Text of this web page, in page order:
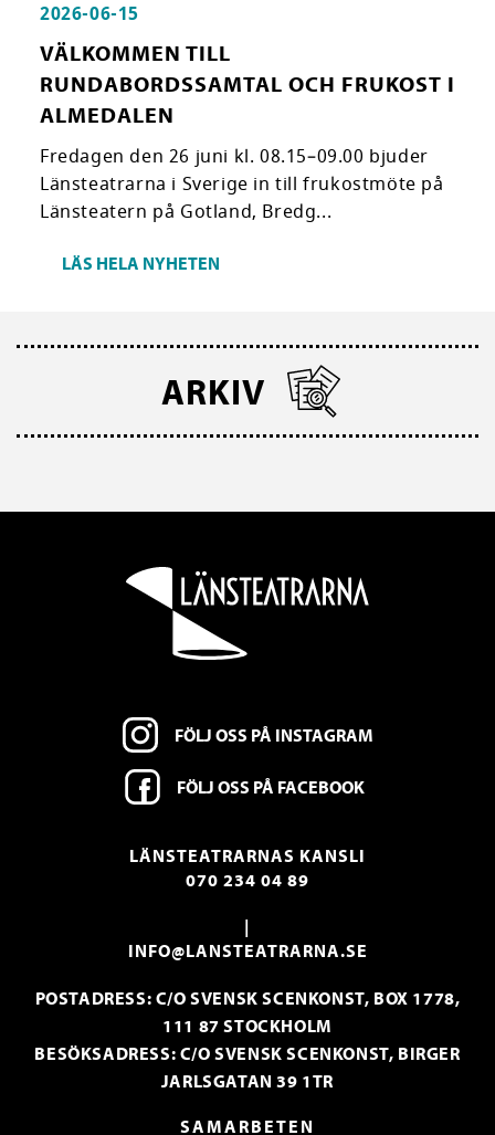
2026-06-15
VÄLKOMMEN TILL
RUNDABORDSSAMTAL OCH FRUKOST I
ALMEDALEN
Fredagen den 26 juni kl. 08.15–09.00 bjuder
Länsteatrarna i Sverige in till frukostmöte på
Länsteatern på Gotland, Bredg...
LÄS HELA NYHETEN
ARKIV
FÖLJ OSS PÅ INSTAGRAM
FÖLJ OSS PÅ FACEBOOK
LÄNSTEATRARNAS KANSLI
070 234 04 89
|
INFO@LANSTEATRARNA.SE
POSTADRESS: C/O SVENSK SCENKONST, BOX 1778,
111 87 STOCKHOLM
BESÖKSADRESS: C/O SVENSK SCENKONST, BIRGER
JARLSGATAN 39 1TR
SAMARBETEN